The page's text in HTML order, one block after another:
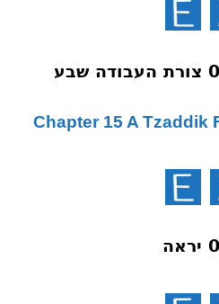
בלבבי-ב 015 צורת העבודה שבע
Chapter 15 A Tzaddik